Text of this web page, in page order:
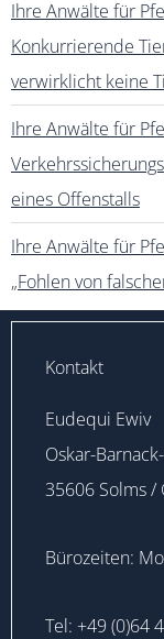
Ihre Anwälte für
Konkurrierende
verwirklicht keine
Ihre Anwälte für
eines Offenstalls
Ihre Anwälte für
„Fohlen von
Kontakt
Eudequi Ewiv
Oskar-
35606 Solms /
Bürozeiten:
Tel: +49 (0)64